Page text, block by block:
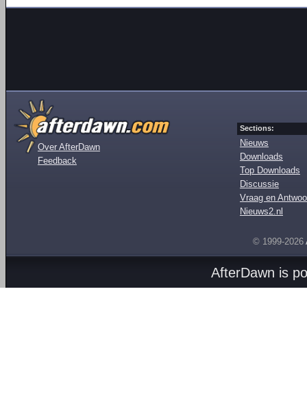
Over AfterDawn
Feedback
Sections:
Nieuws
Downloads
Top Downloads
Discussie
Vraag en
Nieuws2.nl
© 1999-2026
AfterDawn is